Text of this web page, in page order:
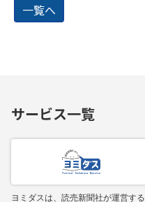
一覧へ
サービス一覧
ヨミダスは、読売新聞社が運営する